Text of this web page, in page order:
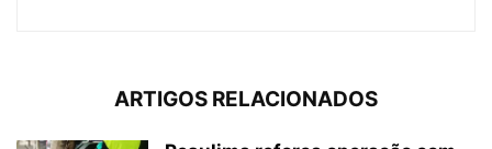
ARTIGOS RELACIONADOS